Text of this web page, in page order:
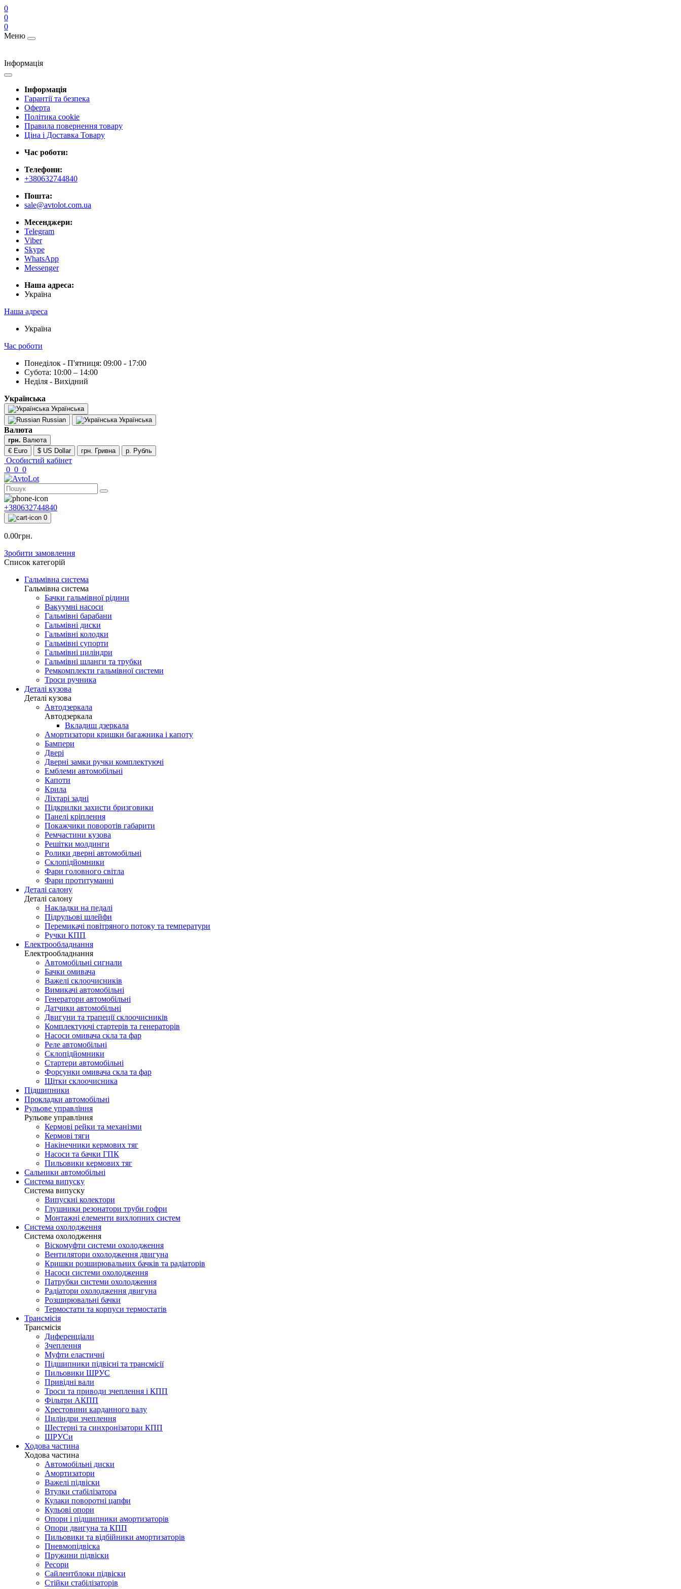
0
0
0
Меню
Інформація
Інформація
Гарантії та безпека
Оферта
Політика cookie
Правила повернення товару
Ціна і Доставка Товару
Час роботи:
Телефони:
+380632744840
Пошта:
sale@avtolot.com.ua
Месенджери:
Telegram
Viber
Skype
WhatsApp
Messenger
Наша адреса:
Українa
Наша адреса
Українa
Час роботи
Понеділок - П'ятниця: 09:00 - 17:00
Субота: 10:00 – 14:00
Неділя - Вихідний
Українська
Українська
Russian
Українська
Валюта
грн. Валюта
€ Euro
$ US Dollar грн. Гривна р. Рубль
Особистий кабінет
0 0 0
+380632744840
0
0.00грн.
Зробити замовлення
Список категорій
Гальмівна система
Гальмівна система
Бачки гальмівної рідини
Вакуумні насоси
Гальмівні барабани
Гальмівні диски
Гальмівні колодки
Гальмівні супорти
Гальмівні циліндри
Гальмівні шланги та трубки
Ремкомплекти гальмівної системи
Троси ручника
Деталі кузова
Деталі кузова
Автодзеркала
Автодзеркала
Вкладиш дзеркала
Амортизатори кришки багажника і капоту
Бампери
Двері
Дверні замки ручки комплектуючі
Емблеми автомобільні
Капоти
Крила
Ліхтарі задні
Підкрилки захисти бризговики
Панелі кріплення
Покажчики поворотів габарити
Ремчастини кузова
Решітки молдинги
Ролики дверні автомобільні
Склопідйомники
Фари головного світла
Фари протитуманні
Деталі салону
Деталі салону
Накладки на педалі
Підрульові шлейфи
Перемикачі повітряного потоку та температури
Ручки КПП
Електрообладнання
Електрообладнання
Автомобільні сигнали
Бачки омивача
Важелі склоочисників
Вимикачі автомобільні
Генератори автомобільні
Датчики автомобільні
Двигуни та трапеції склоочисників
Комплектуючі стартерів та генераторів
Насоси омивача скла та фар
Реле автомобільні
Склопідйомники
Стартери автомобільні
Форсунки омивача скла та фар
Щітки склоочисника
Підшипники
Прокладки автомобільні
Рульове управління
Рульове управління
Кермові рейки та механізми
Кермові тяги
Накінечники кермових тяг
Насоси та бачки ГПК
Пильовики кермових тяг
Сальники автомобільні
Система випуску
Система випуску
Випускні колектори
Глушники резонатори труби гофри
Монтажні елементи вихлопних систем
Система охолодження
Система охолодження
Віскомуфти системи охолодження
Вентилятори охолодження двигуна
Кришки розширювальних бачків та радіаторів
Насоси системи охолодження
Патрубки системи охолодження
Радіатори охолодження двигуна
Розширювальні бачки
Термостати та корпуси термостатів
Трансмісія
Трансмісія
Диференціали
Зчеплення
Муфти еластичні
Підшипники підвісні та трансмісії
Пильовики ШРУС
Привідні вали
Троси та приводи зчеплення і КПП
Фільтри АКПП
Хрестовини карданного валу
Циліндри зчеплення
Шестерні та синхронізатори КПП
ШРУСи
Ходова частина
Ходова частина
Автомобільні диски
Амортизатори
Важелі підвіски
Втулки стабілізатора
Кулаки поворотні цапфи
Кульові опори
Опори і підшипники амортизаторів
Опори двигуна та КПП
Пильовики та відбійники амортизаторів
Пневмопідвіска
Пружини підвіски
Ресори
Сайлентблоки підвіски
Стійки стабілізаторів